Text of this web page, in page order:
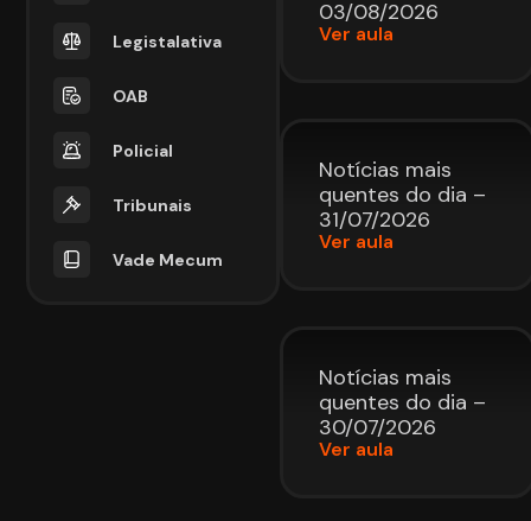
Legistalativa
OAB
Policial
Tribunais
Vade Mecum
03/08/2026
Ver aula
Notícias mais
quentes do dia –
31/07/2026
Ver aula
Notícias mais
quentes do dia –
30/07/2026
Ver aula